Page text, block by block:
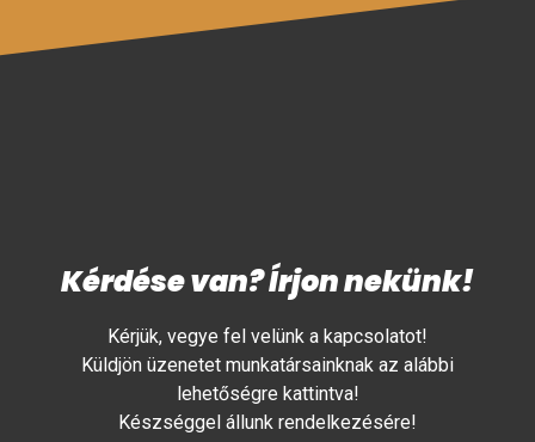
Kérdése van? Írjon nekünk!
Kérjük, vegye fel velünk a kapcsolatot!
Küldjön üzenetet munkatársainknak az alábbi
lehetőségre kattintva!
Készséggel állunk rendelkezésére!